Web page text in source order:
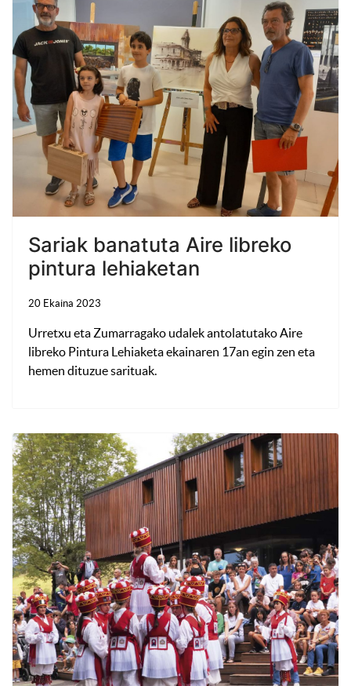
Sariak banatuta Aire libreko
pintura lehiaketan
20 Ekaina 2023
Urretxu eta Zumarragako udalek antolatutako Aire
libreko Pintura Lehiaketa ekainaren 17an egin zen eta
hemen dituzue sarituak.